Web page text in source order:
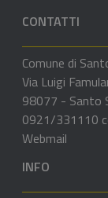
CONTATTI
Comune di
Via Luigi
98077 - Santo
0921/331110
Webmail
INFO